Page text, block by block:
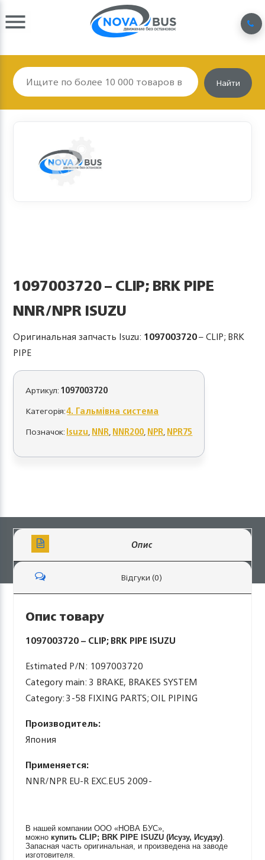
Найти
1097003720 – CLIP; BRK PIPE
NNR/NPR ISUZU
Оригинальная запчасть Isuzu: 1097003720– CLIP; BRK
PIPE
Артикул:1097003720
Категорія:4. Гальмівна система
Позначок:Isuzu,NNR,NNR200,NPR,NPR75
Опис
Відгуки (0)
Опис товару
1097003720 – CLIP; BRK PIPE ISUZU
Estimated P/N: 1097003720
Category main: 3 BRAKE, BRAKES SYSTEM
Category: 3-58 FIXING PARTS; OIL PIPING
Производитель:
Япония
Применяется:
NNR/NPR EU-R EXC.EU5 2009-
В нашей компании ООО «НОВА БУС»,
можно купитьCLIP; BRK PIPE ISUZU (Исузу, Исудзу).
Запасная часть оригинальная, и произведена на заводе
изготовителя.